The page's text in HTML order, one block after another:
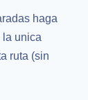
haga
la unica
ruta (sin